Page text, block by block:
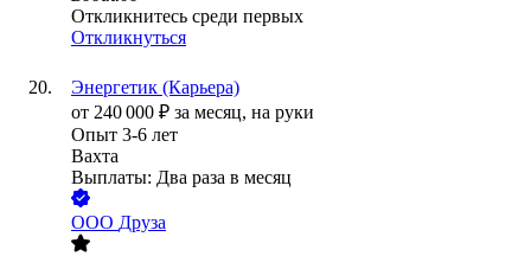
Откликнитесь среди первых
Откликнуться
Энергетик (Карьера)
от 240 000 ₽ за месяц, на руки
Опыт 3-6 лет
Вахта
Выплаты: Два раза в месяц
ООО Друза